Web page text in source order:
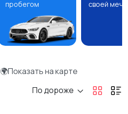
пробегом
своей
🌍Показать на карте
По дороже